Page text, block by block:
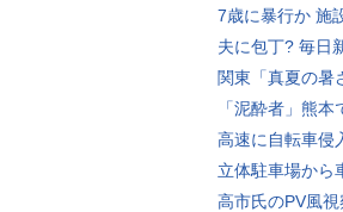
7歳に暴行か 施
夫に包丁? 毎日
関東「真夏の暑
「泥酔者」熊
高速に自転車侵
立体駐車場から
高市氏のPV風